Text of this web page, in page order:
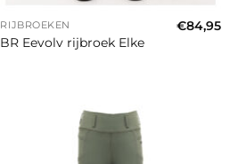
RIJBROEKEN
BR Eevolv rijbroek Elke
€84,95